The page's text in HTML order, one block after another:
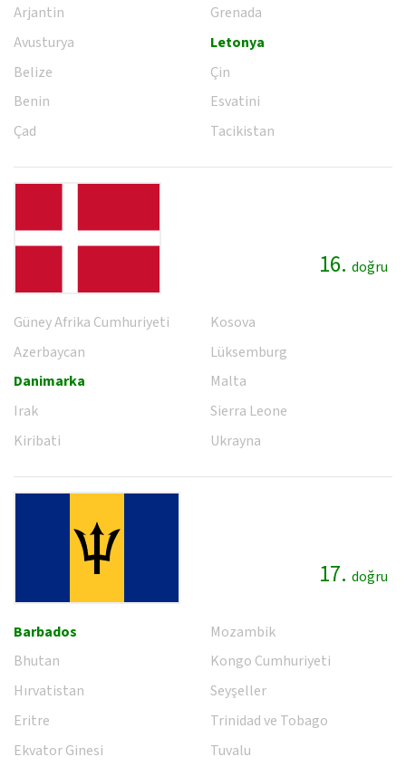
Arjantin
Avusturya
Belize
Benin
Çad
Grenada
Letonya
Çin
Esvatini
Tacikistan
16. doğru
Güney Afrika Cumhuriyeti
Azerbaycan
Danimarka
Irak
Kiribati
Kosova
Lüksemburg
Malta
Sierra Leone
Ukrayna
17. doğru
Barbados
Bhutan
Hırvatistan
Eritre
Ekvator Ginesi
Mozambik
Kongo Cumhuriyeti
Seyşeller
Trinidad ve Tobago
Tuvalu